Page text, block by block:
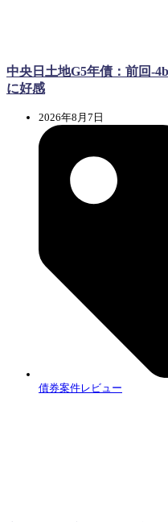
中央日土地G5年債：前回-
に好感
2026年8月7日
債券案件レビュー